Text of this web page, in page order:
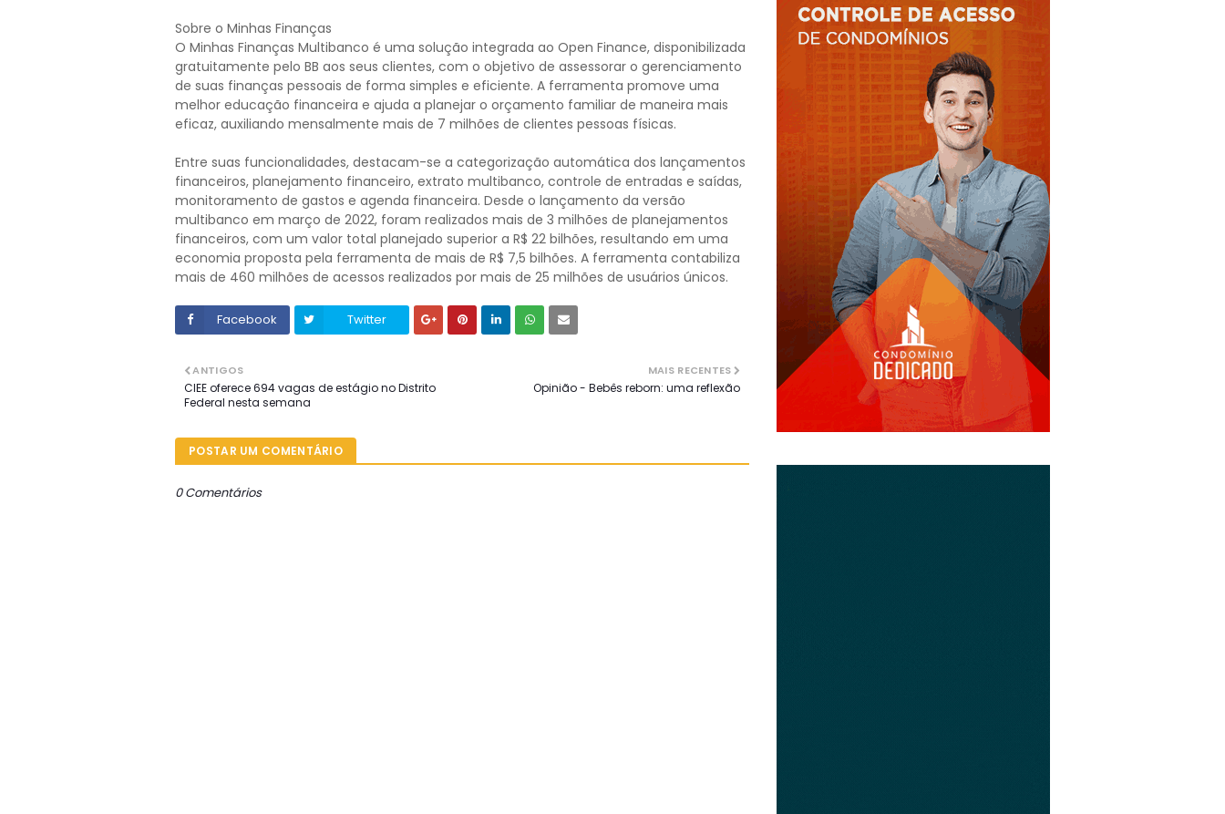
Sobre o Minhas Finanças
O Minhas Finanças Multibanco é uma solução integrada ao Open Finance, disponibilizada
gratuitamente pelo BB aos seus clientes, com o objetivo de assessorar o gerenciamento
de suas finanças pessoais de forma simples e eficiente. A ferramenta promove uma
melhor educação financeira e ajuda a planejar o orçamento familiar de maneira mais
eficaz, auxiliando mensalmente mais de 7 milhões de clientes pessoas físicas.
Entre suas funcionalidades, destacam-se a categorização automática dos lançamentos
financeiros, planejamento financeiro, extrato multibanco, controle de entradas e saídas,
monitoramento de gastos e agenda financeira. Desde o lançamento da versão
multibanco em março de 2022, foram realizados mais de 3 milhões de planejamentos
financeiros, com um valor total planejado superior a R$ 22 bilhões, resultando em uma
economia proposta pela ferramenta de mais de R$ 7,5 bilhões. A ferramenta contabiliza
mais de 460 milhões de acessos realizados por mais de 25 milhões de usuários únicos.
Facebook Twitter
MAIS RECENTES
Opinião - Bebês reborn: uma reflexão
ANTIGOS
CIEE oferece 694 vagas de estágio no Distrito
Federal nesta semana
POSTAR UM COMENTÁRIO
0 Comentários